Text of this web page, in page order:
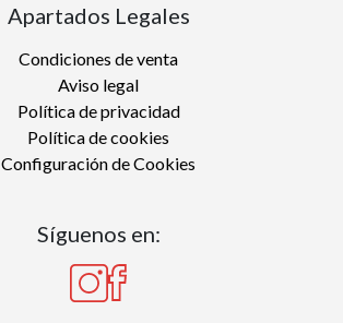
Apartados Legales
Condiciones de venta
Aviso legal
Política de privacidad
Política de cookies
Configuración de Cookies
Síguenos en: